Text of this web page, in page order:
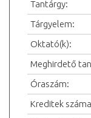
Tantárgy:
Tárgyelem:
Oktató(k):
Meghirdető
Óraszám:
Kreditek